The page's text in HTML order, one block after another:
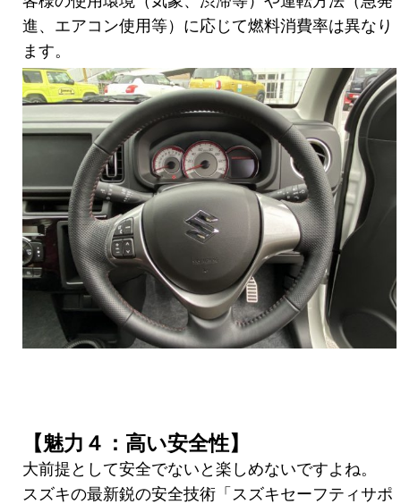
進、エアコン使用等）に応じて燃料消費率は異なり
ます。
【魅力４：高い安全性】
大前提として安全でないと楽しめないですよね。
スズキの最新鋭の安全技術「スズキセーフティサポ